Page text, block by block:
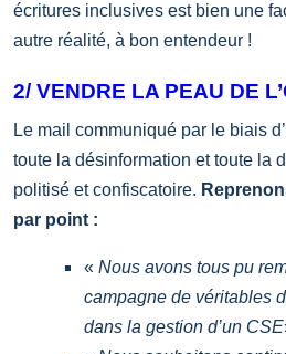
écritures inclusives est bien une
autre réalité, à bon entendeur !
2/ VENDRE LA PEAU DE
Le mail communiqué par le biais
toute la désinformation et toute la
politisé et confiscatoire.
par point :
« Nous avons tous pu
campagne de véritables
dans la gestion d’un CSE